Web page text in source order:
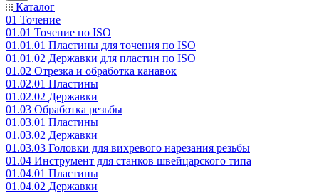
Каталог
01 Точение
01.01 Точение по ISO
01.01.01 Пластины для точения по ISO
01.01.02 Державки для пластин по ISO
01.02 Отрезка и обработка канавок
01.02.01 Пластины
01.02.02 Державки
01.03 Обработка резьбы
01.03.01 Пластины
01.03.02 Державки
01.03.03 Головки для вихревого нарезания резьбы
01.04 Инструмент для станков швейцарского типа
01.04.01 Пластины
01.04.02 Державки